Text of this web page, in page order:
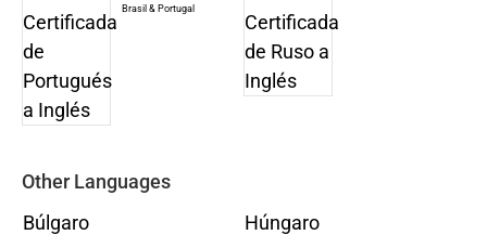
Brasil & Portugal
Other Languages
Búlgaro
Húngaro